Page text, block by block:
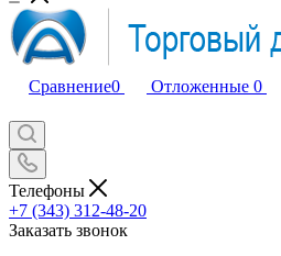
Сравнение0 Отложенные 0
Телефоны
+7 (343) 312-48-20
Заказать звонок